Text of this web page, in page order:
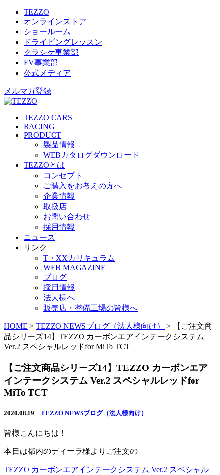
TEZZO
オンラインストア
ショールーム
ドライビングレッスン
クラシケ事業部
EV事業部
公式メディア
メルマガ登録
TEZZO CARS
RACING
PRODUCT
製品情報
WEBカタログダウンロード
TEZZOとは
コンセプト
ご購入をお考えの方へ
企業情報
取扱店
お問い合わせ
採用情報
ニュース
リンク
T・XXカリキュラム
WEB MAGAZINE
ブログ
採用情報
法人様へ
販売店・整備工場の皆様へ
HOME > TEZZO NEWSブログ（法人様向け） >
【ご注文商
品シリーズ14】TEZZO カーボンエアインテークシステム
Ver.2 スペシャルレッドfor MiTo TCT
【ご注文商品シリーズ14】TEZZO カーボンエア
インテークシステム Ver.2 スペシャルレッドfor
MiTo TCT
2020.08.19 TEZZO NEWSブログ（法人様向け）
皆様こんにちは！
本日は都内のディーラ様よりご注文の
TEZZO カーボンエアインテークシステム Ver.2 スペシャル